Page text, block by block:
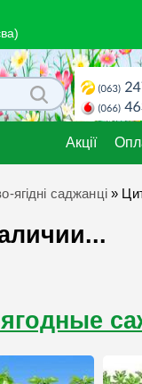
Акції
ягідні саджанці»